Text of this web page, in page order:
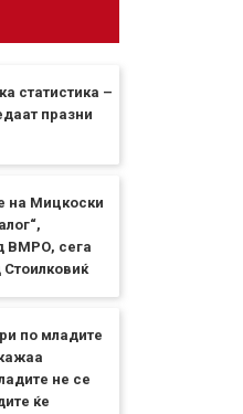
статистика –
празни
на Мицкоски
ВМРО, сега
по младите
не се
ќе